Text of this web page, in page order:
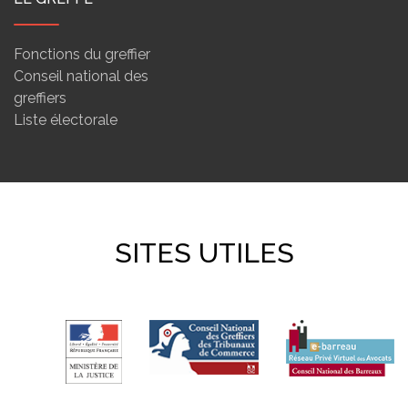
Fonctions du greffier
Conseil national des
greffiers
Liste électorale
SITES UTILES